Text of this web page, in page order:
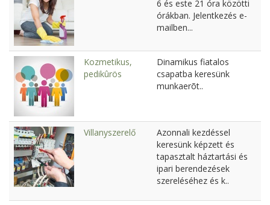
6 és este 21 óra közötti
órákban. Jelentkezés e-
mailben...
Kozmetikus,
pedikûrös
Dinamikus fiatalos
csapatba keresünk
munkaerõt..
Villanyszerelő
Azonnali kezdéssel
keresünk képzett és
tapasztalt háztartási és
ipari berendezések
szereléséhez és k..